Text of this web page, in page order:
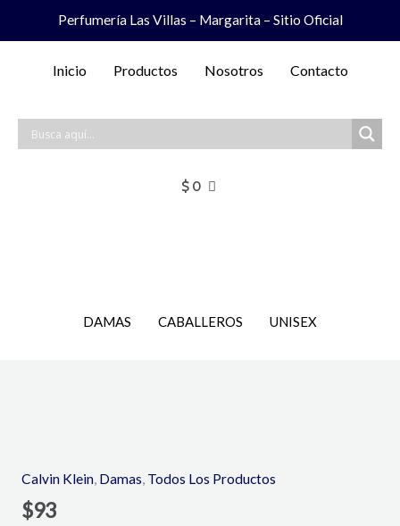
Perfumería Las Villas – Margarita – Sitio Oficial
Inicio Productos Nosotros Contacto
$ 0
DAMAS CABALLEROS UNISEX
Calvin Klein, Damas Todos Los Productos
$93
Eau
de
Toilette